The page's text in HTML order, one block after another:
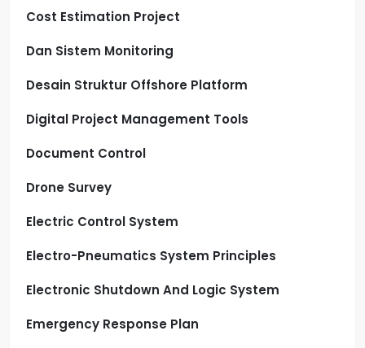
Cost Estimation Project
Dan Sistem Monitoring
Desain Struktur Offshore Platform
Digital Project Management Tools
Document Control
Drone Survey
Electric Control System
Electro-Pneumatics System Principles
Electronic Shutdown And Logic System
Emergency Response Plan